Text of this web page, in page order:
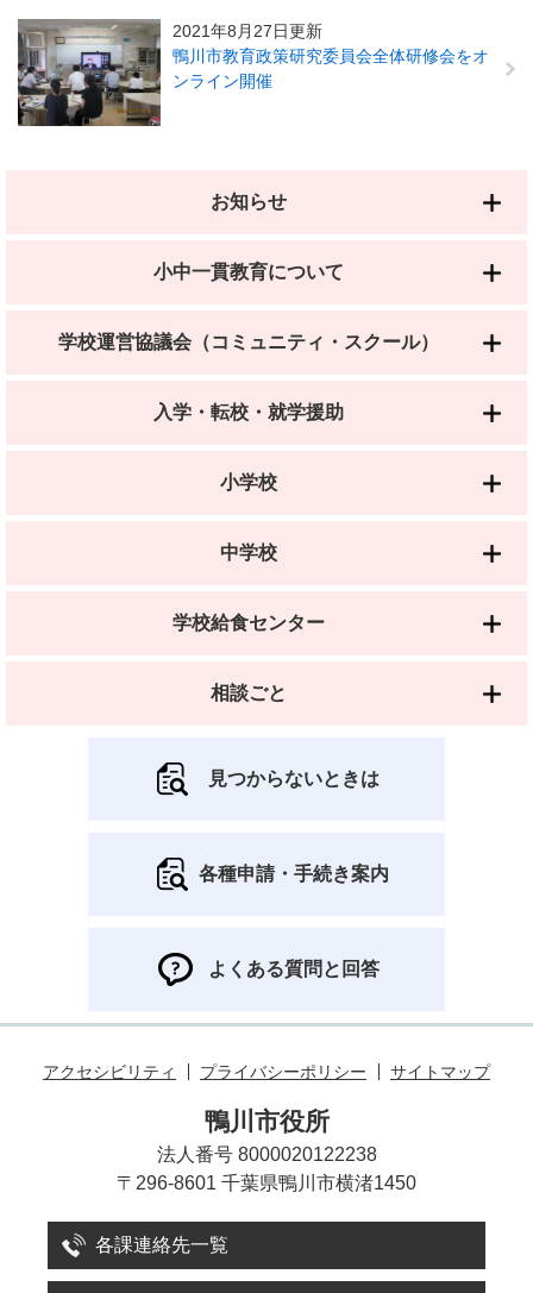
2021年8月27日更新
鴨川市教育政策研究委員会全体研修会をオ
ンライン開催
お知らせ
小中一貫教育について
学校運営協議会（コミュニティ・スクール）
入学・転校・就学援助
小学校
中学校
学校給食センター
相談ごと
見つからないときは
各種申請・手続き案内
よくある質問と回答
アクセシビリティ プライバシーポリシー サイトマップ
鴨川市役所
法人番号 8000020122238
〒296-8601 千葉県鴨川市横渚1450
各課連絡先一覧